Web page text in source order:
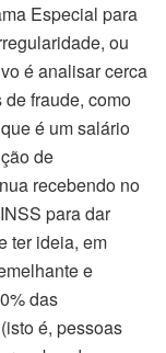
Especial para
ou
é analisar cerca
fraude, como
é um salário
de
recebendo no
para dar
ter ideia, em
e
das
é, pessoas